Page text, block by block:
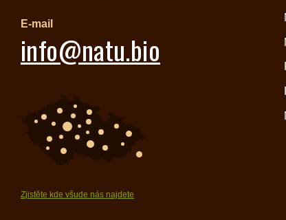
E-mail
info@natu.bio
Zjistěte kde všude nás najdete